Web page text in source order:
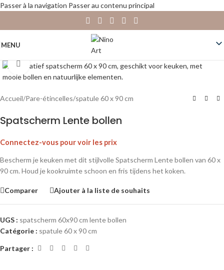
Passer à la navigation Passer au contenu principal
MENU
Cliquez pour agrandir
Accueil/Pare-étincelles/spatule 60 x 90 cm
Spatscherm Lente bollen
Connectez-vous pour voir les prix
Bescherm je keuken met dit stijlvolle Spatscherm Lente bollen van 60 x
90 cm. Houd je kookruimte schoon en fris tijdens het koken.
Comparer Ajouter à la liste de souhaits
UGS : spatscherm 60x90 cm lente bollen
Catégorie : spatule 60 x 90 cm
Partager :